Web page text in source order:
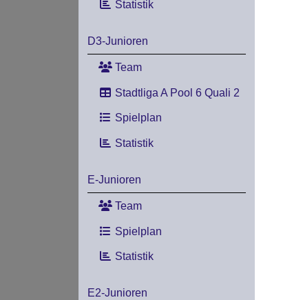
Statistik
D3-Junioren
Team
Stadtliga A Pool 6 Quali 2
Spielplan
Statistik
E-Junioren
Team
Spielplan
Statistik
E2-Junioren